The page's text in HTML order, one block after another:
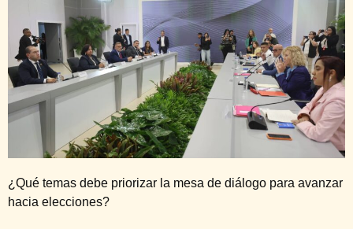
¿Qué temas debe priorizar la mesa de diálogo para avanzar
hacia elecciones?